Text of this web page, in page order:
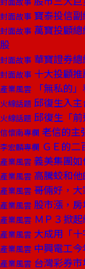
封面故事 寶泰投信
封面故事 萬寶投顧
股
封面故事 華寶證券
封面故事 十大投顧
產業風雲 「無私的
火線話題 邱復生入
火線話題 邱復生「
信懷南專欄 老信的主
李宏麟專欄 ＧＥ的
產業風雲 義美集團
產業風雲 高騰蛟和
產業風雲 哥倆好，大
產業風雲 股市漲，
產業風雲 ＭＰ３掀
產業風雲 大成用「
產業風雲 中興電工
產業風雲 台灣彩券